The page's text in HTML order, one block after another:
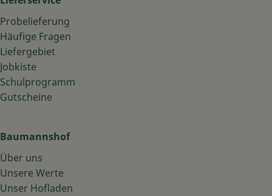
Probelieferung
Häufige Fragen
Liefergebiet
Jobkiste
Schulprogramm
Gutscheine
Baumannshof
Über uns
Unsere Werte
Unser Hofladen